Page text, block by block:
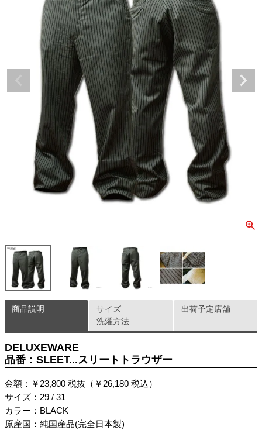
商品説明
DELUXEWARE
品番：SLEET...スリートトラウザー
金額：￥23,800 税抜（￥26,180 税込）
サイズ：29 / 31
カラー：BLACK
原産国：純国産品(完全日本製)
サイズ
洗濯方法
出荷予定店舗